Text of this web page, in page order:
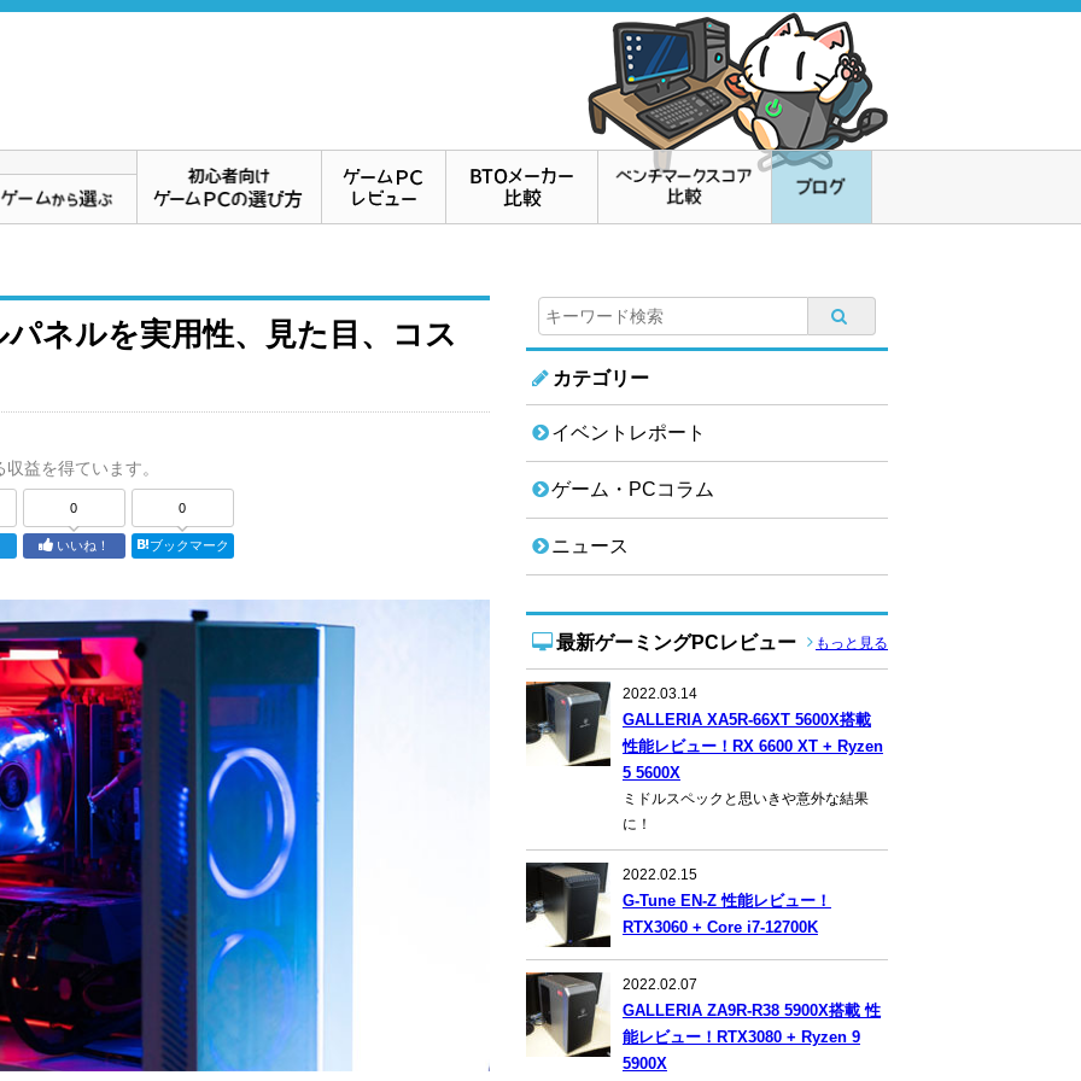
ネルを実用性、見た目、コス
益を得ています。
0
いいね！
0
ブックマーク
カテゴリー
イベントレポート
ゲーム・PCコラム
ニュース
最新ゲーミングPCレビュー もっと見る
2022.03.14
GALLERIA XA5R-66XT 5600X搭載
性能レビュー！RX 6600 XT + Ryzen
5 5600X
ミドルスペックと思いきや意外な結果
に！
2022.02.15
G-Tune EN-Z 性能レビュー！
RTX3060 + Core i7-12700K
2022.02.07
GALLERIA ZA9R-R38 5900X搭載 性
能レビュー！RTX3080 + Ryzen 9
5900X